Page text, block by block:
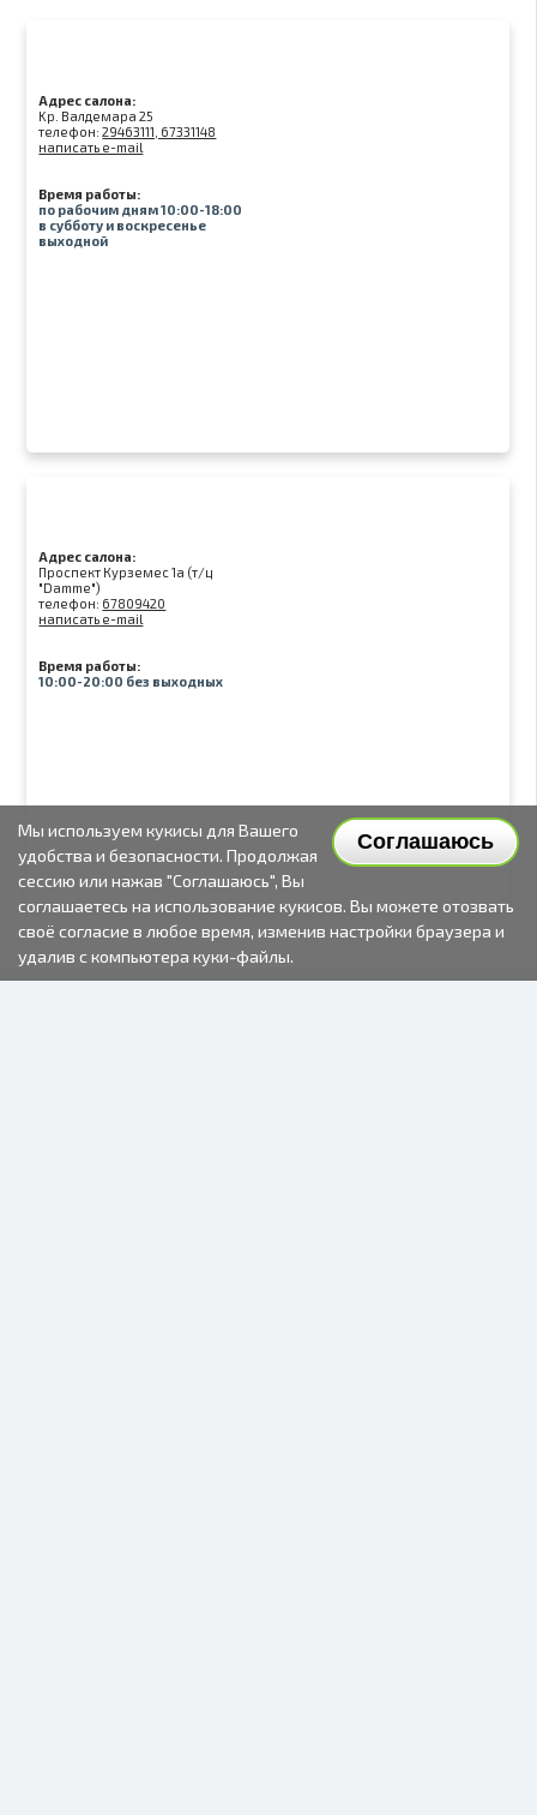
Адрес салона:
Kр. Валдемара 25
телефон:29463111, 67331148
написать e-mail
Время работы:
по рабочим дням 10:00-18:00
в субботу и воскресенье
выходной
Адрес салона:
Проспект Курземес 1а (т/ц
"Damme")
телефон: 67809420
написать e-mail
Время работы:
10:00-20:00 без выходных
Соглашаюсь
Мы используем кукисы для Вашего
удобства и безопасности. Продолжая
сессию или нажав "Соглашаюсь", Вы
соглашаетесь на использование кукисов. Вы можете отозвать
своё согласие в любое время, изменив настройки браузера и
удалив с компьютера куки-файлы.